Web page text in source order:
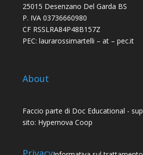
25015 Desenzano Del Garda BS
P. IVA 03736660980
CF RSSLRA84P48B157Z
PEC: laurarossimartelli – at – pec.it
About
Faccio parte di Doc Educational -
sito: Hypernova Coop